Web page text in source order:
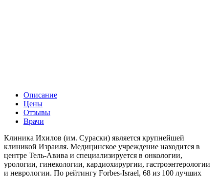
Описание
Цены
Отзывы
Врачи
Клиника Ихилов (им. Сураски) является крупнейшей
клиникой Израиля. Медицинское учреждение находится в
центре Тель-Авива и специализируется в онкологии,
урологии, гинекологии, кардиохирургии, гастроэнтерологии
и неврологии. По рейтингу Forbes-Israel, 68 из 100 лучших